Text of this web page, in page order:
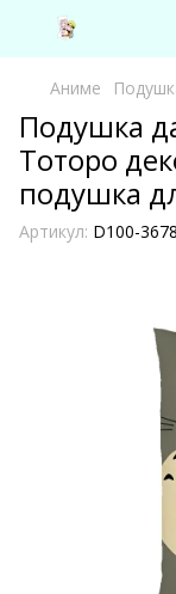
Аниме
Подушка
Тоторо
подушка
Артикул: D100-